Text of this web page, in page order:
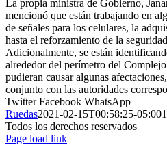
La propia ministra de Gobierno,
mencionó que están trabajando en
de señales para los celulares, la
hasta el reforzamiento de la
Adicionalmente, se están
alrededor del perímetro del
pudieran causar algunas
conjunto con las autoridades
TwitterFacebook WhatsApp
Ruedas2021-02-15T00:58:25-05:00
Todos los derechos reservados
Page load link